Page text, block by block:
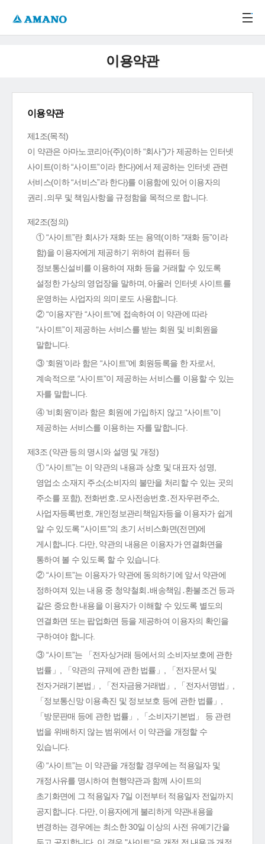
이용약관
이용약관
제1조(목적)
이 약관은 아마노코리아(주)(이하 “회사”)가 제공하는 인터넷
사이트(이하 “사이트”이라 한다)에서 제공하는 인터넷 관련
서비스(이하 “서비스”라 한다)를 이용함에 있어 이용자의
권리․의무 및 책임사항을 규정함을 목적으로 합니다.
제2조(정의)
① “사이트”란 회사가 재화 또는 용역(이하 “재화 등”이라
함)을 이용자에게 제공하기 위하여 컴퓨터 등
정보통신설비를 이용하여 재화 등을 거래할 수 있도록
설정한 가상의 영업장을 말하며, 아울러 인터넷 사이트를
운영하는 사업자의 의미로도 사용합니다.
② “이용자”란 “사이트”에 접속하여 이 약관에 따라
“사이트”이 제공하는 서비스를 받는 회원 및 비회원을
말합니다.
③ ‘회원’이라 함은 “사이트”에 회원등록을 한 자로서,
계속적으로 “사이트”이 제공하는 서비스를 이용할 수 있는
자를 말합니다.
④ ‘비회원’이라 함은 회원에 가입하지 않고 “사이트”이
제공하는 서비스를 이용하는 자를 말합니다.
제3조 (약관 등의 명시와 설명 및 개정)
① “사이트”는 이 약관의 내용과 상호 및 대표자 성명,
영업소 소재지 주소(소비자의 불만을 처리할 수 있는 곳의
주소를 포함), 전화번호․모사전송번호․전자우편주소,
사업자등록번호, 개인정보관리책임자등을 이용자가 쉽게
알 수 있도록 "사이트"의 초기 서비스화면(전면)에
게시합니다. 다만, 약관의 내용은 이용자가 연결화면을
통하여 볼 수 있도록 할 수 있습니다.
② “사이트”는 이용자가 약관에 동의하기에 앞서 약관에
정하여져 있는 내용 중 청약철회․배송책임․환불조건 등과
같은 중요한 내용을 이용자가 이해할 수 있도록 별도의
연결화면 또는 팝업화면 등을 제공하여 이용자의 확인을
구하여야 합니다.
③ “사이트”는 「전자상거래 등에서의 소비자보호에 관한
법률」, 「약관의 규제에 관한 법률」, 「전자문서 및
전자거래기본법」, 「전자금융거래법」, 「전자서명법」,
「정보통신망 이용촉진 및 정보보호 등에 관한 법률」,
「방문판매 등에 관한 법률」, 「소비자기본법」 등 관련
법을 위배하지 않는 범위에서 이 약관을 개정할 수
있습니다.
④ “사이트”는 이 약관을 개정할 경우에는 적용일자 및
개정사유를 명시하여 현행약관과 함께 사이트의
초기화면에 그 적용일자 7일 이전부터 적용일자 전일까지
공지합니다. 다만, 이용자에게 불리하게 약관내용을
변경하는 경우에는 최소한 30일 이상의 사전 유예기간을